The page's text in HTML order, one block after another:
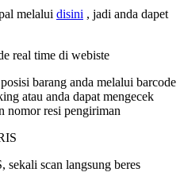
melalui disini , jadi anda dapet
real time di webiste
barang anda melalui barcode
atau anda dapat mengecek
nomor resi pengiriman
sekali scan langsung beres